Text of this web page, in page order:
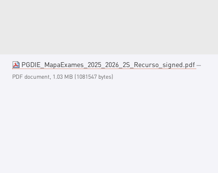
PGDIE_MapaExames_2025_2026_2S_Recurso_signed.pdf —
PDF document, 1.03 MB (1081547 bytes)